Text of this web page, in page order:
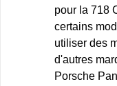
pour la 718
certains
utiliser des
d'autres
Porsche